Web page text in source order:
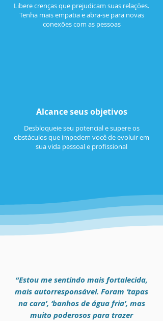
Libere crenças que prejudicam suas relações.
Tenha mais empatia e abra-se para novas
conexões com as pessoas
Alcance seus objetivos
Desbloqueie seu potencial e supere os
obstáculos que impedem você de evoluir em
sua vida pessoal e profissional
“Estou me sentindo mais fortalecida,
mais autorresponsável. Foram ‘tapas
na cara’, ‘banhos de água fria’, mas
muito poderosos para trazer